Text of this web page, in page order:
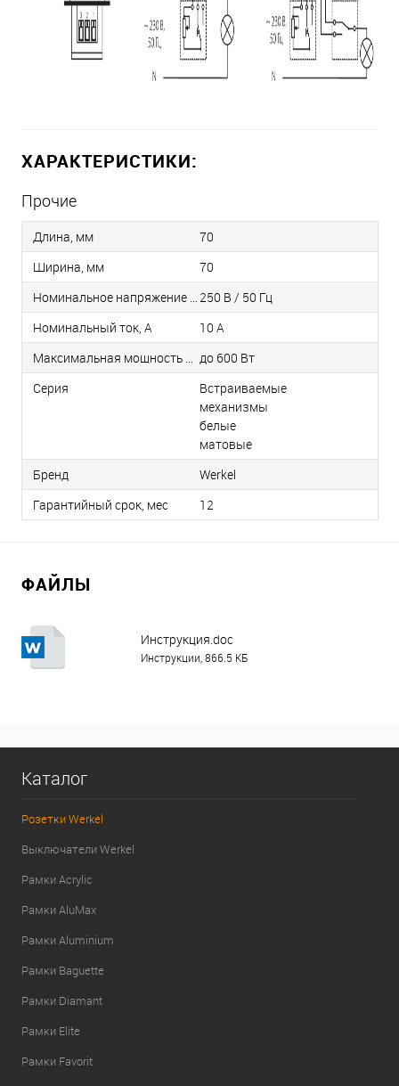
ХАРАКТЕРИСТИКИ:
Прочие
Длина, мм
70
Ширина, мм
70
Номинальное напряжение / Частота 250 В / 50 Гц
Номинальный ток, А
10 А
Максимальная мощность нагрузки до 600 Вт
Серия
Встраиваемые
механизмы
белые
матовые
Бренд
Werkel
Гарантийный срок, мес
12
ФАЙЛЫ
Инструкция.doc
Инструкции, 866.5 КБ
Каталог
Розетки Werkel
Выключатели Werkel
Рамки Acrylic
Рамки AluMax
Рамки Aluminium
Рамки Baguette
Рамки Diamant
Рамки Elite
Рамки Favorit